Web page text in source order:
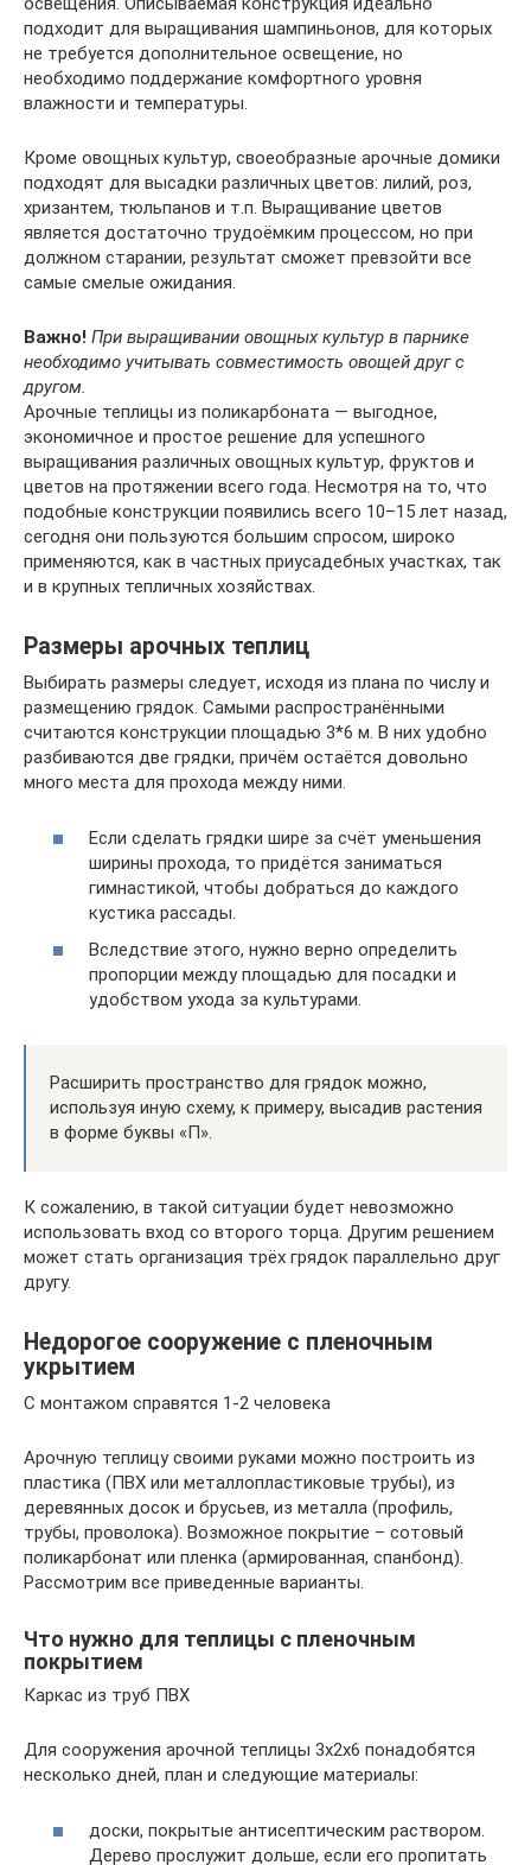
подходит для выращивания шампиньонов, для которых
не требуется дополнительное освещение, но
необходимо поддержание комфортного уровня
влажности и температуры.
Кроме овощных культур, своеобразные арочные домики
подходят для высадки различных цветов: лилий, роз,
хризантем, тюльпанов и т.п. Выращивание цветов
является достаточно трудоёмким процессом, но при
должном старании, результат сможет превзойти все
самые смелые ожидания.
Важно! При выращивании овощных культур в парнике
необходимо учитывать совместимость овощей друг с
другом.
Арочные теплицы из поликарбоната — выгодное,
экономичное и простое решение для успешного
выращивания различных овощных культур, фруктов и
цветов на протяжении всего года. Несмотря на то, что
подобные конструкции появились всего 10–15 лет назад,
сегодня они пользуются большим спросом, широко
применяются, как в частных приусадебных участках, так
и в крупных тепличных хозяйствах.
Размеры арочных теплиц
Выбирать размеры следует, исходя из плана по числу и
размещению грядок. Самыми распространёнными
считаются конструкции площадью 3*6 м. В них удобно
разбиваются две грядки, причём остаётся довольно
много места для прохода между ними.
Если сделать грядки шире за счёт уменьшения
ширины прохода, то придётся заниматься
гимнастикой, чтобы добраться до каждого
кустика рассады.
Вследствие этого, нужно верно определить
пропорции между площадью для посадки и
удобством ухода за культурами.
Расширить пространство для грядок можно,
используя иную схему, к примеру, высадив растения
в форме буквы «П».
К сожалению, в такой ситуации будет невозможно
использовать вход со второго торца. Другим решением
может стать организация трёх грядок параллельно друг
другу.
Недорогое сооружение с пленочным
укрытием
С монтажом справятся 1-2 человека
Арочную теплицу своими руками можно построить из
пластика (ПВХ или металлопластиковые трубы), из
деревянных досок и брусьев, из металла (профиль,
трубы, проволока). Возможное покрытие – сотовый
поликарбонат или пленка (армированная, спанбонд).
Рассмотрим все приведенные варианты.
Что нужно для теплицы с пленочным
покрытием
Каркас из труб ПВХ
Для сооружения арочной теплицы 3х2х6 понадобятся
несколько дней, план и следующие материалы:
доски, покрытые антисептическим раствором.
Дерево прослужит дольше, если его пропитать